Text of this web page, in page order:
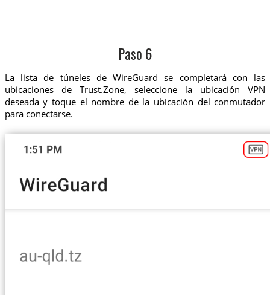
Paso 6
La lista de túneles de WireGuard se completará con las
ubicaciones de Trust.Zone, seleccione la ubicación VPN
deseada y toque el nombre de la ubicación del conmutador
para conectarse.